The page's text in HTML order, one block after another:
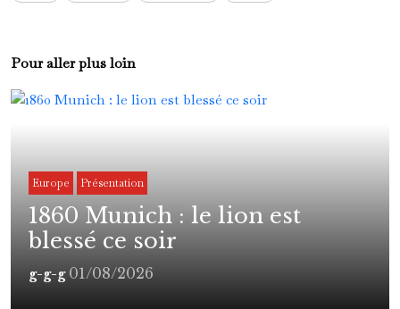
Pour aller plus loin
Europe Présentation
1860 Munich : le lion est
blessé ce soir
g-g-g 01/08/2026